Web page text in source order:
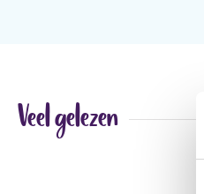
Veel gelezen